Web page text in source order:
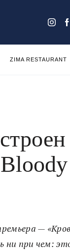
ZIMA RESTAURANT
—
ни при чем: